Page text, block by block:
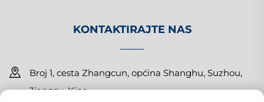
KONTAKTIRAJTE NAS
Broj 1, cesta Zhangcun, općina Shanghu, Suzhou,
Jiangsu, Kina